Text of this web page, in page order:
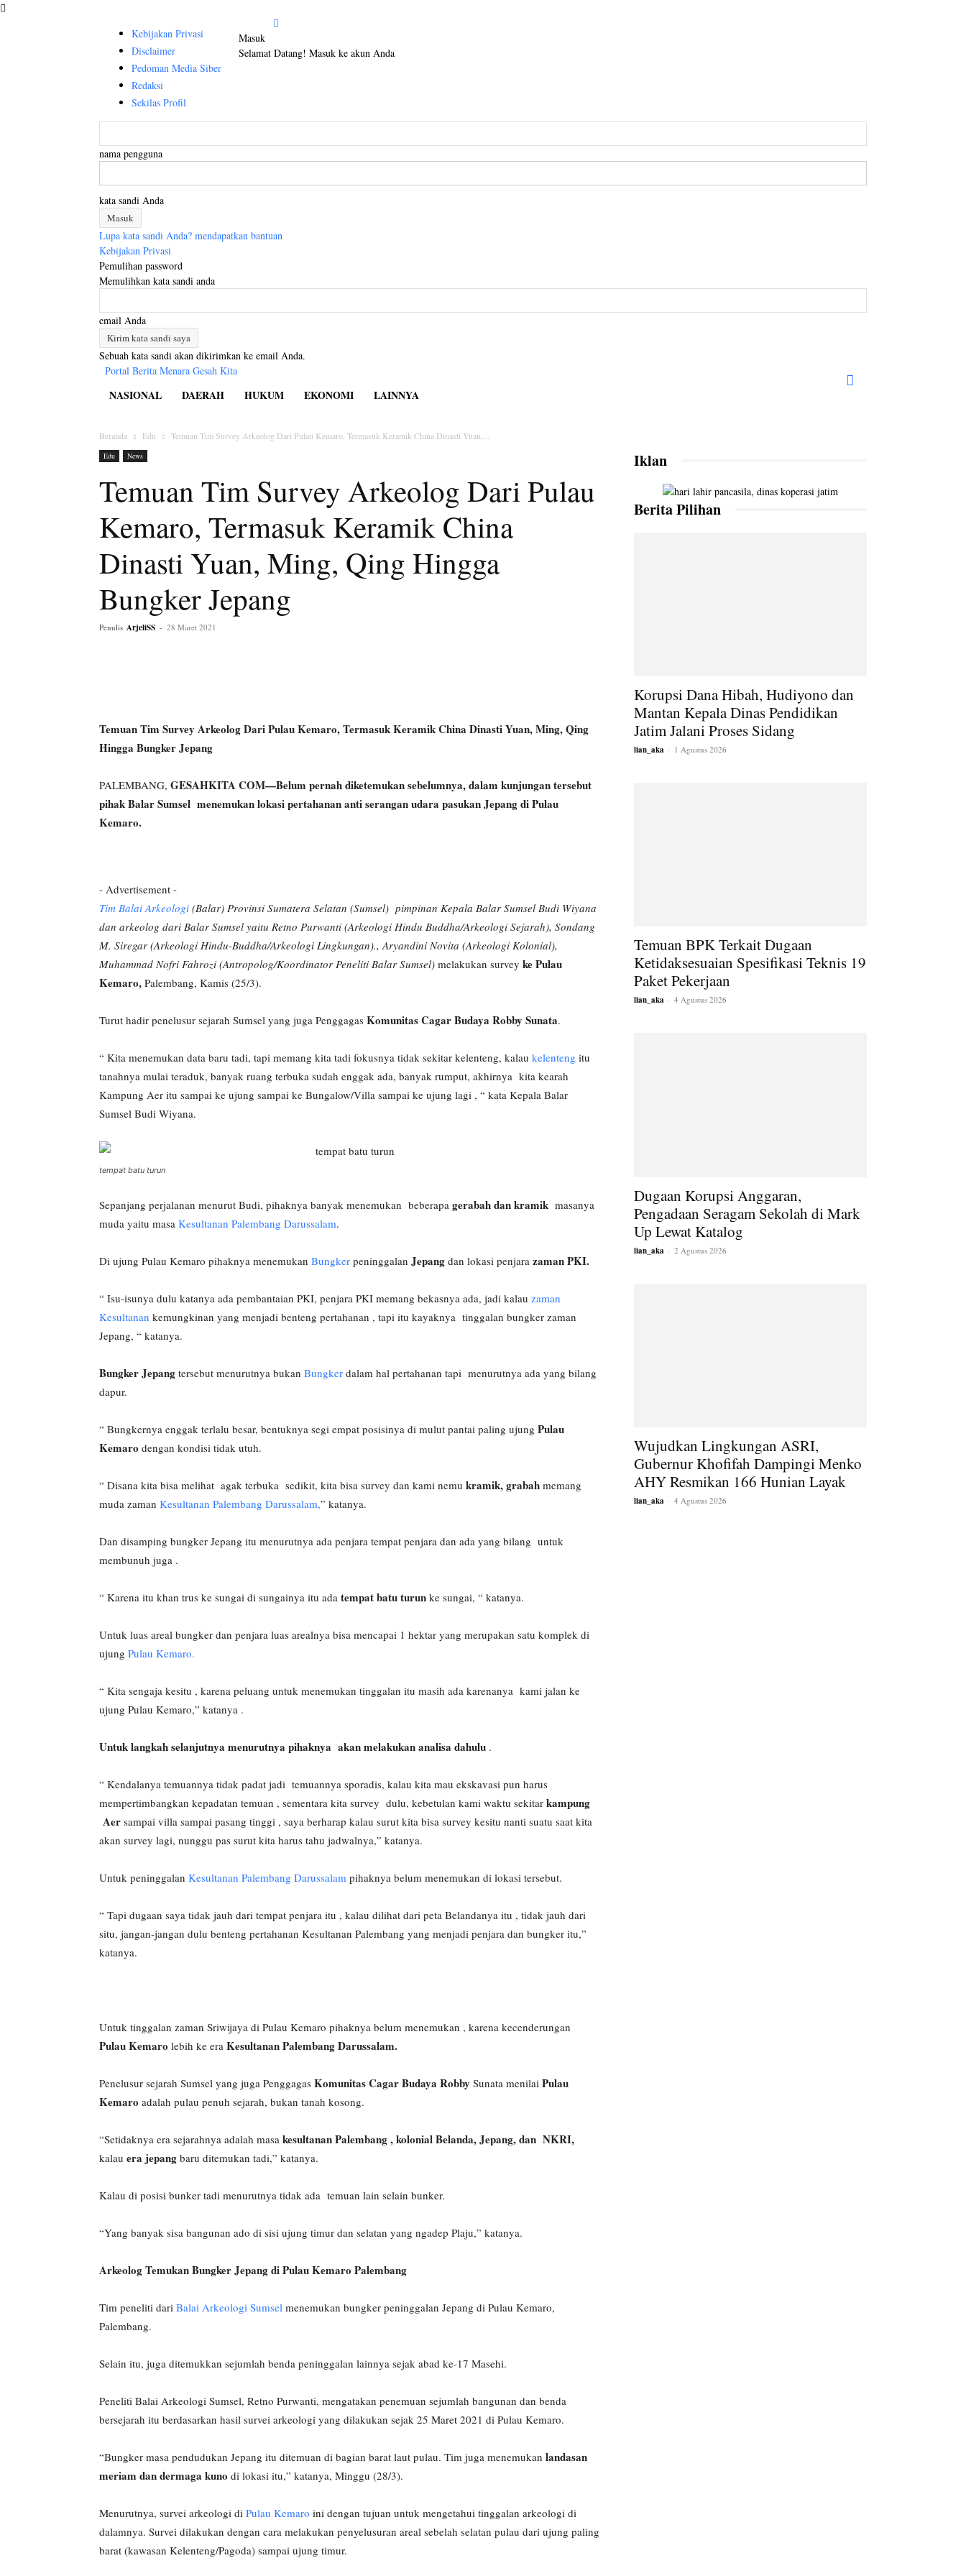
Kebijakan Privasi
Disclaimer
Pedoman Media Siber
Redaksi
Sekilas Profil
Masuk
Selamat Datang! Masuk ke akun Anda
nama pengguna
kata sandi Anda
Lupa kata sandi Anda? mendapatkan bantuan
Kebijakan Privasi
Pemulihan password
Memulihkan kata sandi anda
email Anda
Sebuah kata sandi akan dikirimkan ke email Anda.
Portal Berita Menara Gesah Kita
NASIONAL DAERAH HUKUM EKONOMI LAINNYA
Beranda Edu Temuan Tim Survey Arkeolog Dari Pulau Kemaro, Termasuk Keramik China Dinasti Yuan,...
Edu News
Temuan Tim Survey Arkeolog Dari Pulau
Kemaro, Termasuk Keramik China
Dinasti Yuan, Ming, Qing Hingga
Bungker Jepang
Penulis ArjeliSS - 28 Maret 2021
Temuan Tim Survey Arkeolog Dari Pulau Kemaro, Termasuk Keramik China Dinasti Yuan, Ming, Qing
Hingga Bungker Jepang
PALEMBANG, GESAHKITA COM—Belum pernah diketemukan sebelumnya, dalam kunjungan tersebut
pihak Balar Sumsel menemukan lokasi pertahanan anti serangan udara pasukan Jepang di Pulau
Kemaro.
- Advertisement -
Tim Balai Arkeologi (Balar) Provinsi Sumatera Selatan (Sumsel) pimpinan Kepala Balar Sumsel Budi Wiyana
dan arkeolog dari Balar Sumsel yaitu Retno Purwanti (Arkeologi Hindu Buddha/Arkeologi Sejarah), Sondang
M. Siregar (Arkeologi Hindu-Buddha/Arkeologi Lingkungan)., Aryandini Novita (Arkeologi Kolonial),
Muhammad Nofri Fahrozi (Antropolog/Koordinator Peneliti Balar Sumsel) melakukan survey ke Pulau
Kemaro, Palembang, Kamis (25/3).
Turut hadir penelusur sejarah Sumsel yang juga Penggagas Komunitas Cagar Budaya Robby Sunata.
“ Kita menemukan data baru tadi, tapi memang kita tadi fokusnya tidak sekitar kelenteng, kalau kelenteng itu
tanahnya mulai teraduk, banyak ruang terbuka sudah enggak ada, banyak rumput, akhirnya kita kearah
Kampung Aer itu sampai ke ujung sampai ke Bungalow/Villa sampai ke ujung lagi , “ kata Kepala Balar
Sumsel Budi Wiyana.
tempat batu turun
Sepanjang perjalanan menurut Budi, pihaknya banyak menemukan beberapa gerabah dan kramik masanya
muda yaitu masa Kesultanan Palembang Darussalam.
Di ujung Pulau Kemaro pihaknya menemukan Bungker peninggalan Jepang dan lokasi penjara zaman PKI.
“ Isu-isunya dulu katanya ada pembantaian PKI, penjara PKI memang bekasnya ada, jadi kalau zaman
Kesultanan kemungkinan yang menjadi benteng pertahanan , tapi itu kayaknya tinggalan bungker zaman
Jepang, “ katanya.
Bungker Jepang tersebut menurutnya bukan Bungker dalam hal pertahanan tapi menurutnya ada yang bilang
dapur.
“ Bungkernya enggak terlalu besar, bentuknya segi empat posisinya di mulut pantai paling ujung Pulau
Kemaro dengan kondisi tidak utuh.
“ Disana kita bisa melihat agak terbuka sedikit, kita bisa survey dan kami nemu kramik, grabah memang
muda zaman Kesultanan Palembang Darussalam,” katanya.
Dan disamping bungker Jepang itu menurutnya ada penjara tempat penjara dan ada yang bilang untuk
membunuh juga .
“ Karena itu khan trus ke sungai di sungainya itu ada tempat batu turun ke sungai, “ katanya.
Untuk luas areal bungker dan penjara luas arealnya bisa mencapai 1 hektar yang merupakan satu komplek di
ujung Pulau Kemaro.
“ Kita sengaja kesitu , karena peluang untuk menemukan tinggalan itu masih ada karenanya kami jalan ke
ujung Pulau Kemaro,” katanya .
Untuk langkah selanjutnya menurutnya pihaknya akan melakukan analisa dahulu .
“ Kendalanya temuannya tidak padat jadi temuannya sporadis, kalau kita mau ekskavasi pun harus
mempertimbangkan kepadatan temuan , sementara kita survey dulu, kebetulan kami waktu sekitar kampung
Aer sampai villa sampai pasang tinggi , saya berharap kalau surut kita bisa survey kesitu nanti suatu saat kita
akan survey lagi, nunggu pas surut kita harus tahu jadwalnya,” katanya.
Untuk peninggalan Kesultanan Palembang Darussalam pihaknya belum menemukan di lokasi tersebut.
“ Tapi dugaan saya tidak jauh dari tempat penjara itu , kalau dilihat dari peta Belandanya itu , tidak jauh dari
situ, jangan-jangan dulu benteng pertahanan Kesultanan Palembang yang menjadi penjara dan bungker itu,”
katanya.
Untuk tinggalan zaman Sriwijaya di Pulau Kemaro pihaknya belum menemukan , karena kecenderungan
Pulau Kemaro lebih ke era Kesultanan Palembang Darussalam.
Penelusur sejarah Sumsel yang juga Penggagas Komunitas Cagar Budaya Robby Sunata menilai Pulau
Kemaro adalah pulau penuh sejarah, bukan tanah kosong.
“Setidaknya era sejarahnya adalah masa kesultanan Palembang , kolonial Belanda, Jepang, dan NKRI,
kalau era jepang baru ditemukan tadi,” katanya.
Kalau di posisi bunker tadi menurutnya tidak ada temuan lain selain bunker.
“Yang banyak sisa bangunan ado di sisi ujung timur dan selatan yang ngadep Plaju,” katanya.
Arkeolog Temukan Bungker Jepang di Pulau Kemaro Palembang
Tim peneliti dari Balai Arkeologi Sumsel menemukan bungker peninggalan Jepang di Pulau Kemaro,
Palembang.
Selain itu, juga ditemukkan sejumlah benda peninggalan lainnya sejak abad ke-17 Masehi.
Peneliti Balai Arkeologi Sumsel, Retno Purwanti, mengatakan penemuan sejumlah bangunan dan benda
bersejarah itu berdasarkan hasil survei arkeologi yang dilakukan sejak 25 Maret 2021 di Pulau Kemaro.
“Bungker masa pendudukan Jepang itu ditemuan di bagian barat laut pulau. Tim juga menemukan landasan
meriam dan dermaga kuno di lokasi itu,” katanya, Minggu (28/3).
Menurutnya, survei arkeologi di Pulau Kemaro ini dengan tujuan untuk mengetahui tinggalan arkeologi di
dalamnya. Survei dilakukan dengan cara melakukan penyelusuran areal sebelah selatan pulau dari ujung paling
barat (kawasan Kelenteng/Pagoda) sampai ujung timur.
Iklan
Berita Pilihan
Korupsi Dana Hibah, Hudiyono dan
Mantan Kepala Dinas Pendidikan
Jatim Jalani Proses Sidang
lian_aka - 1 Agustus 2026
Temuan BPK Terkait Dugaan
Ketidaksesuaian Spesifikasi Teknis 19
Paket Pekerjaan
lian_aka - 4 Agustus 2026
Dugaan Korupsi Anggaran,
Pengadaan Seragam Sekolah di Mark
Up Lewat Katalog
lian_aka - 2 Agustus 2026
Wujudkan Lingkungan ASRI,
Gubernur Khofifah Dampingi Menko
AHY Resmikan 166 Hunian Layak
lian_aka - 4 Agustus 2026